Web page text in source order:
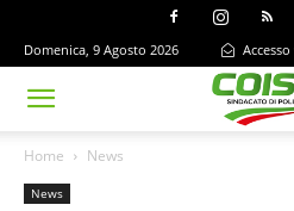
Domenica, 9 Agosto 2026
Home News
News